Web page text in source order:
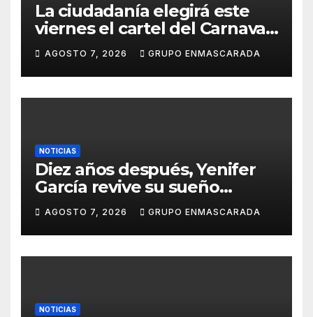
La ciudadanía elegirá este
viernes el cartel del Carnaval
de Las Palmas de Gran
Canaria 2027 en una gala
retransmitida por Televisión
Canaria
AGOSTO 7, 2026 GRUPO ENMASCARADA
NOTICIAS
Diez años después, Yenifer
García revive su sueño
carnavalero en el vídeo de
presentación de San Juan de
la Rambla para el Grand Prix
AGOSTO 7, 2026 GRUPO ENMASCARADA
NOTICIAS